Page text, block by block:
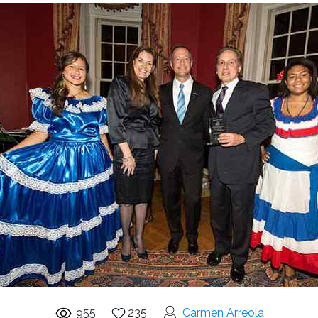
955 235 Carmen Arreola